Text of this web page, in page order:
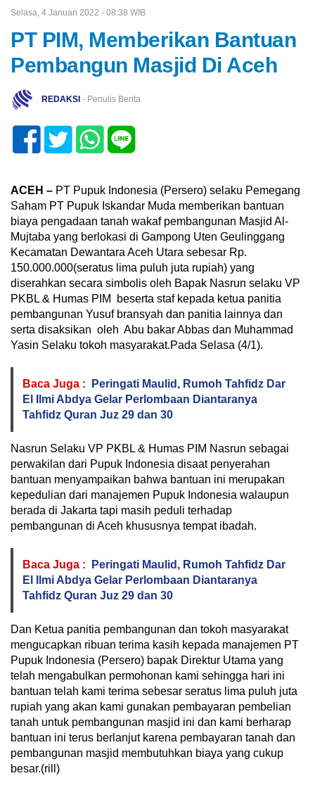
Selasa, 4 Januari 2022 - 08:38 WIB
PT PIM, Memberikan Bantuan
Pembangun Masjid Di Aceh
REDAKSI - Penulis Berita
ACEH – PT Pupuk Indonesia (Persero) selaku Pemegang
Saham PT Pupuk Iskandar Muda memberikan bantuan
biaya pengadaan tanah wakaf pembangunan Masjid Al-
Mujtaba yang berlokasi di Gampong Uten Geulinggang
Kecamatan Dewantara Aceh Utara sebesar Rp.
150.000.000(seratus lima puluh juta rupiah) yang
diserahkan secara simbolis oleh Bapak Nasrun selaku VP
PKBL & Humas PIM beserta staf kepada ketua panitia
pembangunan Yusuf bransyah dan panitia lainnya dan
serta disaksikan oleh Abu bakar Abbas dan Muhammad
Yasin Selaku tokoh masyarakat.Pada Selasa (4/1).
Baca Juga :
Peringati Maulid, Rumoh Tahfidz Dar
El Ilmi Abdya Gelar Perlombaan Diantaranya
Tahfidz Quran Juz 29 dan 30
Nasrun Selaku VP PKBL & Humas PIM Nasrun sebagai
perwakilan dari Pupuk Indonesia disaat penyerahan
bantuan menyampaikan bahwa bantuan ini merupakan
kepedulian dari manajemen Pupuk Indonesia walaupun
berada di Jakarta tapi masih peduli terhadap
pembangunan di Aceh khususnya tempat ibadah.
Baca Juga :
Peringati Maulid, Rumoh Tahfidz Dar
El Ilmi Abdya Gelar Perlombaan Diantaranya
Tahfidz Quran Juz 29 dan 30
Dan Ketua panitia pembangunan dan tokoh masyarakat
mengucapkan ribuan terima kasih kepada manajemen PT
Pupuk Indonesia (Persero) bapak Direktur Utama yang
telah mengabulkan permohonan kami sehingga hari ini
bantuan telah kami terima sebesar seratus lima puluh juta
rupiah yang akan kami gunakan pembayaran pembelian
tanah untuk pembangunan masjid ini dan kami berharap
bantuan ini terus berlanjut karena pembayaran tanah dan
pembangunan masjid membutuhkan biaya yang cukup
besar.(rill)